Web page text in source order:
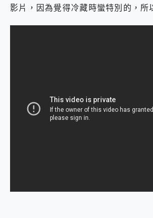
影片，因為覺得冷藏時蠻特別的，所